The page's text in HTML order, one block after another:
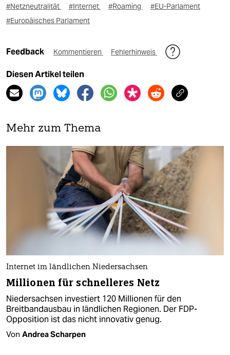
#Netzneutralität #Internet #Roaming
#EU-Parlament
#Europäisches Parlament
Feedback Kommentieren Fehlerhinweis
Diesen Artikel teilen
Mehr zum Thema
Internet im ländlichen Niedersachsen
Millionen für schnelleres Netz
Niedersachsen investiert 120 Millionen für den
Breitbandausbau in ländlichen Regionen. Der FDP-
Opposition ist das nicht innovativ genug.
Von Andrea Scharpen